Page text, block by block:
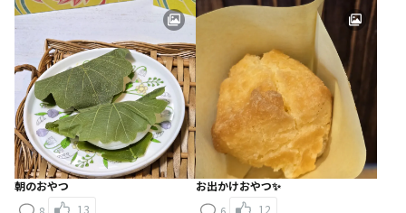
朝のおやつ
13
お出かけおやつ✨️
12